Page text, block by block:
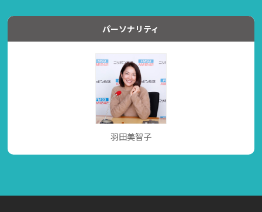
パーソナリティ
羽田美智子